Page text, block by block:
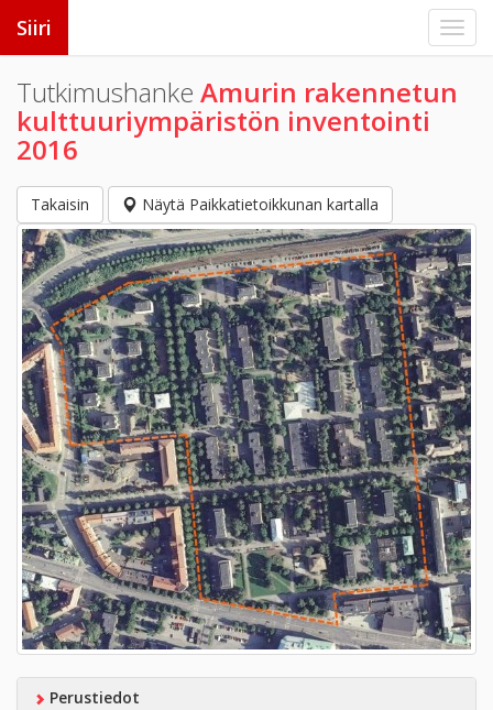
Siiri
Tutkimushanke Amurin rakennetun
kulttuuriympäristön inventointi
2016
Takaisin Näytä Paikkatietoikkunan kartalla
Perustiedot